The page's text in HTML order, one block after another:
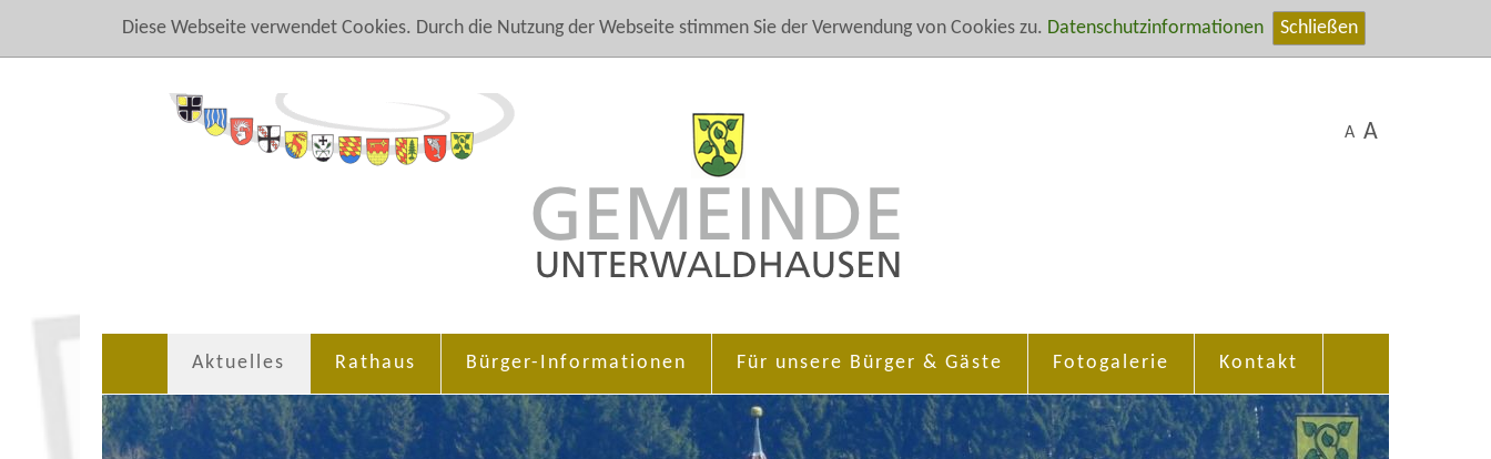
Diese Webseite verwendet Cookies. Durch die Nutzung der Webseite stimmen Sie der Verwendung von Cookies zu. Datenschutzinformationen Schließen
A A
Aktuelles Rathaus Bürger-Informationen Für unsere Bürger & Gäste Fotogalerie Kontakt